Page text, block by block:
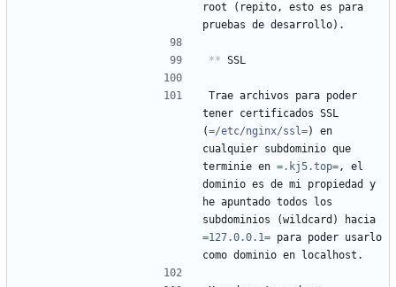
root (repito, esto es para
pruebas de desarrollo).
** SSL
Trae archivos para poder
tener certificados SSL
(=/etc/nginx/ssl=) en
cualquier subdominio que
terminie en =.kj5.top=, el
dominio es de mi propiedad y
he apuntado todos los
=127.0.0.1= para poder usarlo
como dominio en localhost.